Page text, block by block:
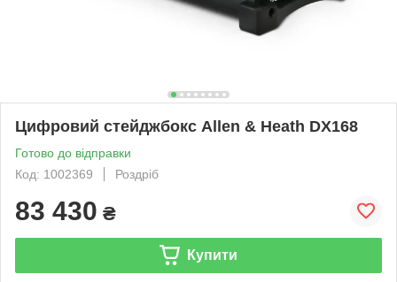
Цифровий стейджбокс Allen & Heath DX168
Готово до відправки
Код: 1002369
Роздріб
83 430 ₴
Купити